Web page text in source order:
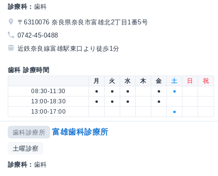
診療科： 歯科
〒6310076 奈良県奈良市富雄北2丁目1番5号
0742-45-0488
近鉄奈良線富雄駅東口より徒歩1分
歯科 診療時間
月 火 水 木 金 土 日
祝
08:30-11:30
● ● ● ●
●
13:00-18:30
● ● ●
●
13:00-17:00
●
歯科診療所 富雄歯科診療所
土曜診察
診療科： 歯科